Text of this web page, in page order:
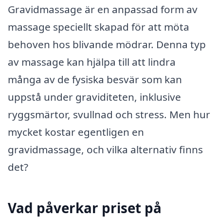
Gravidmassage är en anpassad form av
massage speciellt skapad för att möta
behoven hos blivande mödrar. Denna typ
av massage kan hjälpa till att lindra
många av de fysiska besvär som kan
uppstå under graviditeten, inklusive
ryggsmärtor, svullnad och stress. Men hur
mycket kostar egentligen en
gravidmassage, och vilka alternativ finns
det?
Vad påverkar priset på